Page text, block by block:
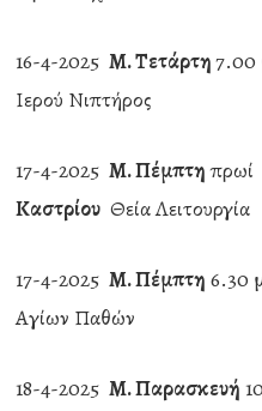
16-4-2025Μ. Τετάρτη
Ιερού Νιπτήρος
17-4-2025Μ. Πέμπτη
Καστρίου Θεία Λειτουργία
17-4-2025Μ. Πέμπτη 6.30
Αγίων Παθών
18-4-2025Μ. Παρασκευή